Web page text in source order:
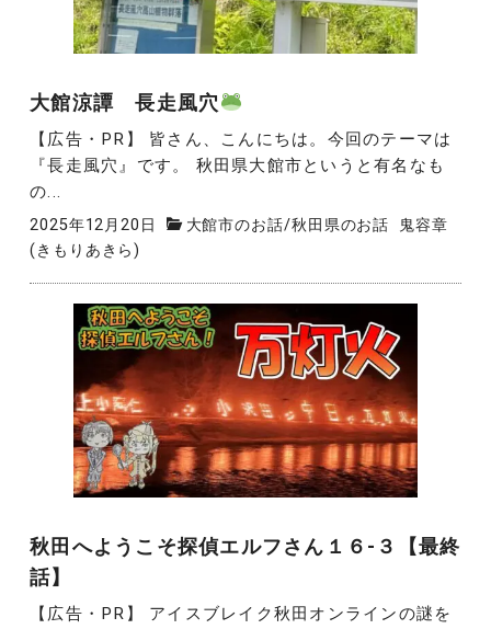
大館涼譚 長走風穴
【広告・PR】 皆さん、こんにちは。今回のテーマは
『長走風穴』です。 秋田県大館市というと有名なも
の...
2025年12月20日 大館市のお話/秋田県のお話
鬼容章
(きもりあきら)
秋田へようこそ探偵エルフさん１６-３【最終
話】
【広告・PR】 アイスブレイク秋田オンラインの謎を